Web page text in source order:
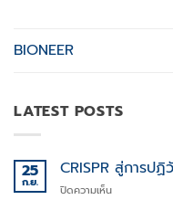
BIONEER
LATEST POSTS
25
ก.ย.
CRISPR สู่การป
ปิดความเห็นบน